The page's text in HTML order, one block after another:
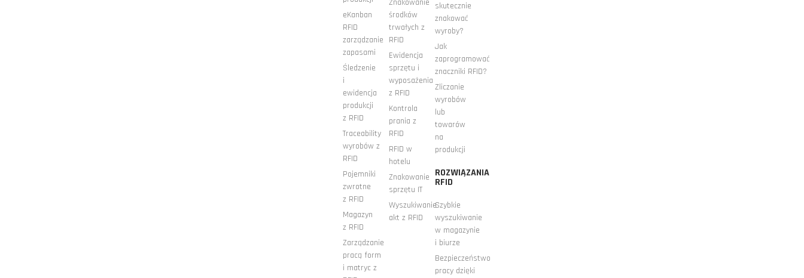
eKanban
RFID
zarządzanie
zapasami
Śledzenie
i
ewidencja
produkcji
z RFID
Traceability
wyrobów z
RFID
Pojemniki
zwrotne
z RFID
Magazyn
z RFID
Zarządzanie
pracą form
i matryc z
Znakowanie
środków
trwałych z
RFID
Ewidencja
sprzętu i
wyposażenia
z RFID
Kontrola
prania z
RFID
RFID w
hotelu
Znakowanie
sprzętu IT
Wyszukiwanie
akt z RFID
skutecznie
znakować
wyroby?
Jak
zaprogramować
znaczniki RFID?
Zliczanie
wyrobów
lub
towarów
na
produkcji
ROZWIĄZANIA
RFID
Szybkie
wyszukiwanie
w magazynie
i biurze
Bezpieczeństwo
pracy dzięki